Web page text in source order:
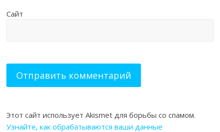
Сайт
Этот сайт использует Akismet для борьбы со спамом.
Узнайте, как обрабатываются ваши данные